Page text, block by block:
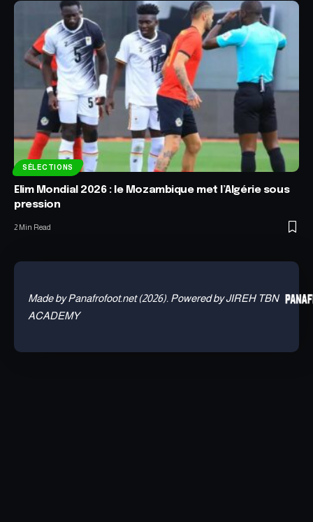
SÉLECTIONS
Elim Mondial 2026 : le Mozambique met l’Algérie sous
pression
2 Min Read
Made by Panafrofoot.net (2026). Powered by JIREH TBN
ACADEMY